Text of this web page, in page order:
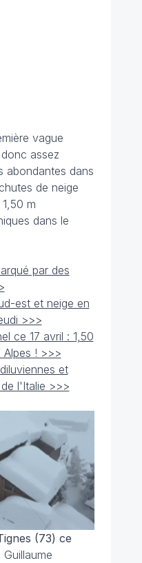
vague
assez
abondantes dans
de neige
m
dans le
par des
est et neige en
>>>
ce 17 avril : 1,50
Alpes ! >>>
et
l'Italie >>>
(73) ce